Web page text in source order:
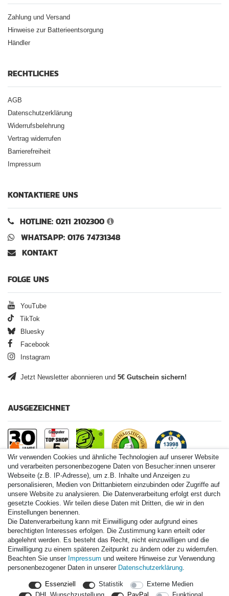
Zahlung und Versand
Hinweise zur Batterieentsorgung
Händler
RECHTLICHES
AGB
Datenschutzerklärung
Widerrufsbelehrung
Vertrag widerrufen
Barrierefreiheit
Impressum
KONTAKTIERE UNS
HOTLINE: 0211 2102300
WHATSAPP: 0176 74731348
KONTAKT
FOLGE UNS
YouTube
TikTok
Bluesky
Facebook
Instagram
Jetzt Newsletter abonnieren und 5€ Gutschein sichern!
AUSGEZEICHNET
Paintball.de World
Paintball Shop International
Spares Shop North America
* Alle Preise inkl. ges. MwSt. zzgl. Versandkosten
Zahlungsarten
Versand
Durchschnittliche Bewertung von paintball.debei Trustami:
Wir verwenden Cookies und ähnliche Technologien auf unserer Website
und verarbeiten personenbezogene Daten von Besucher:innen unserer
Webseite (z.B. IP-Adresse), um z.B. Inhalte und Anzeigen zu
personalisieren, Medien von Drittanbietern einzubinden oder Zugriffe auf
unsere Website zu analysieren. Die Datenverarbeitung erfolgt erst durch
gesetzte Cookies. Wir teilen diese Daten mit Dritten, die wir in den
Einstellungen benennen.
Die Datenverarbeitung kann mit Einwilligung oder aufgrund eines
berechtigten Interesses erfolgen. Die Zustimmung kann erteilt oder
abgelehnt werden. Es besteht das Recht, nicht einzuwilligen und die
Einwilligung zu einem späteren Zeitpunkt zu ändern oder zu widerrufen.
Beachten Sie unser Impressum und weitere Hinweise zur Verwendung
personenbezogener Daten in unserer Daten­schutz­erklärung.
Essenziell Statistik
Externe Medien